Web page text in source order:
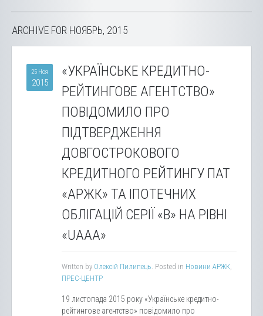
ARCHIVE FOR НОЯБРЬ, 2015
25 Ноя
2015
«УКРАЇНСЬКЕ КРЕДИТНО-
РЕЙТИНГОВЕ АГЕНТСТВО»
ПОВІДОМИЛО ПРО
ПІДТВЕРДЖЕННЯ
ДОВГОСТРОКОВОГО
КРЕДИТНОГО РЕЙТИНГУ ПАТ
«АРЖК» ТА ІПОТЕЧНИХ
ОБЛІГАЦІЙ СЕРІЇ «В» НА РІВНІ
«UAАА»
Written by Олексій Пилипець. Posted in Новини АРЖК,
ПРЕС-ЦЕНТР
19 листопада 2015 року «Українське кредитно-
рейтингове агентство» повідомило про